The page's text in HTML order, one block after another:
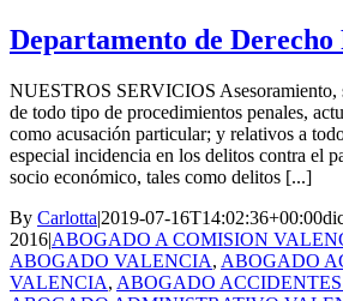
Departamento de Derecho
NUESTROS SERVICIOS Asesoramiento,
de todo tipo de procedimientos penales,
como acusación particular; y relativos a
especial incidencia en los delitos contra el
socio económico, tales como delitos [...]
By Carlotta|2019-07-16T14:02:36+00:00
2016|ABOGADO A COMISION
ABOGADO VALENCIA, ABOGADO
VALENCIA, ABOGADO